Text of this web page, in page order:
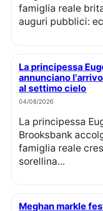
famiglia reale
auguri pubblici:
La principessa Eugenie e Jack Brooksbank
annunciano
al settimo cielo
04/08/2026
La principessa Eugenia e Jack
Brooksbank
famiglia reale
sorellina...
Meghan markle festeggia 45 anni con